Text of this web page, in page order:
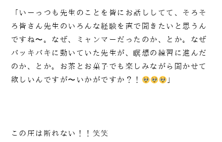
「いーっつも先生のことを皆にお話ししてて、そろそ
ろ皆さん先生のいろんな経験を直で聞きたいと思うん
ですね〜。なぜ、ミャンマーだったのか、とか。なぜ
バッキバキに動いていた先生が、瞑想の練習に進んだ
のか、とか。お茶とお菓子でも楽しみながら聞かせて
欲しいんですが〜いかがですか？！
」
この圧は断れない！！笑笑